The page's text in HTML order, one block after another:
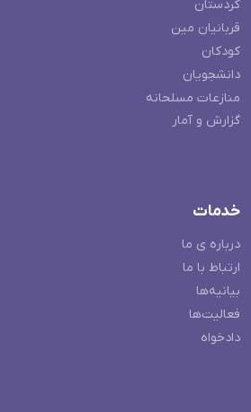
کردستان
قربانیان مین
کودکان
دانشجویان
منازعات مسلحانه
گزارش و آمار
خدمات
درباره ی ما
ارتباط با ما
بیانیه‌ها
فعالیت‌ها
دادخواه